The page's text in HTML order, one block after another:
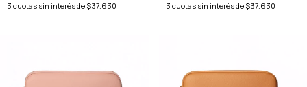
3 cuotas sin interés de $37.630
3 cuotas sin interés de $37.630